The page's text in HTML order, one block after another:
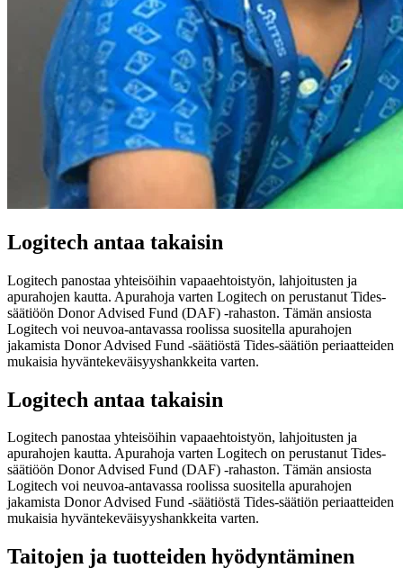
Logitech antaa takaisin
Logitech panostaa yhteisöihin vapaaehtoistyön, lahjoitusten ja
apurahojen kautta. Apurahoja varten Logitech on perustanut Tides-
säätiöön Donor Advised Fund (DAF) -rahaston. Tämän ansiosta
Logitech voi neuvoa-antavassa roolissa suositella apurahojen
jakamista Donor Advised Fund -säätiöstä Tides-säätiön periaatteiden
mukaisia hyväntekeväisyyshankkeita varten.
Logitech antaa takaisin
Logitech panostaa yhteisöihin vapaaehtoistyön, lahjoitusten ja
apurahojen kautta. Apurahoja varten Logitech on perustanut Tides-
säätiöön Donor Advised Fund (DAF) -rahaston. Tämän ansiosta
Logitech voi neuvoa-antavassa roolissa suositella apurahojen
jakamista Donor Advised Fund -säätiöstä Tides-säätiön periaatteiden
mukaisia hyväntekeväisyyshankkeita varten.
Taitojen ja tuotteiden hyödyntäminen